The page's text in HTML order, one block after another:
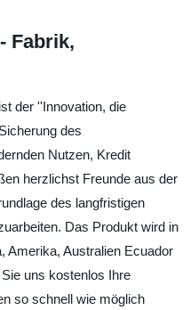
Fabrik,
der ''Innovation, die
des
Nutzen, Kredit
herzlichst Freunde aus der
des langfristigen
Das Produkt wird in
Amerika, Australien Ecuador
uns kostenlos Ihre
so schnell wie möglich